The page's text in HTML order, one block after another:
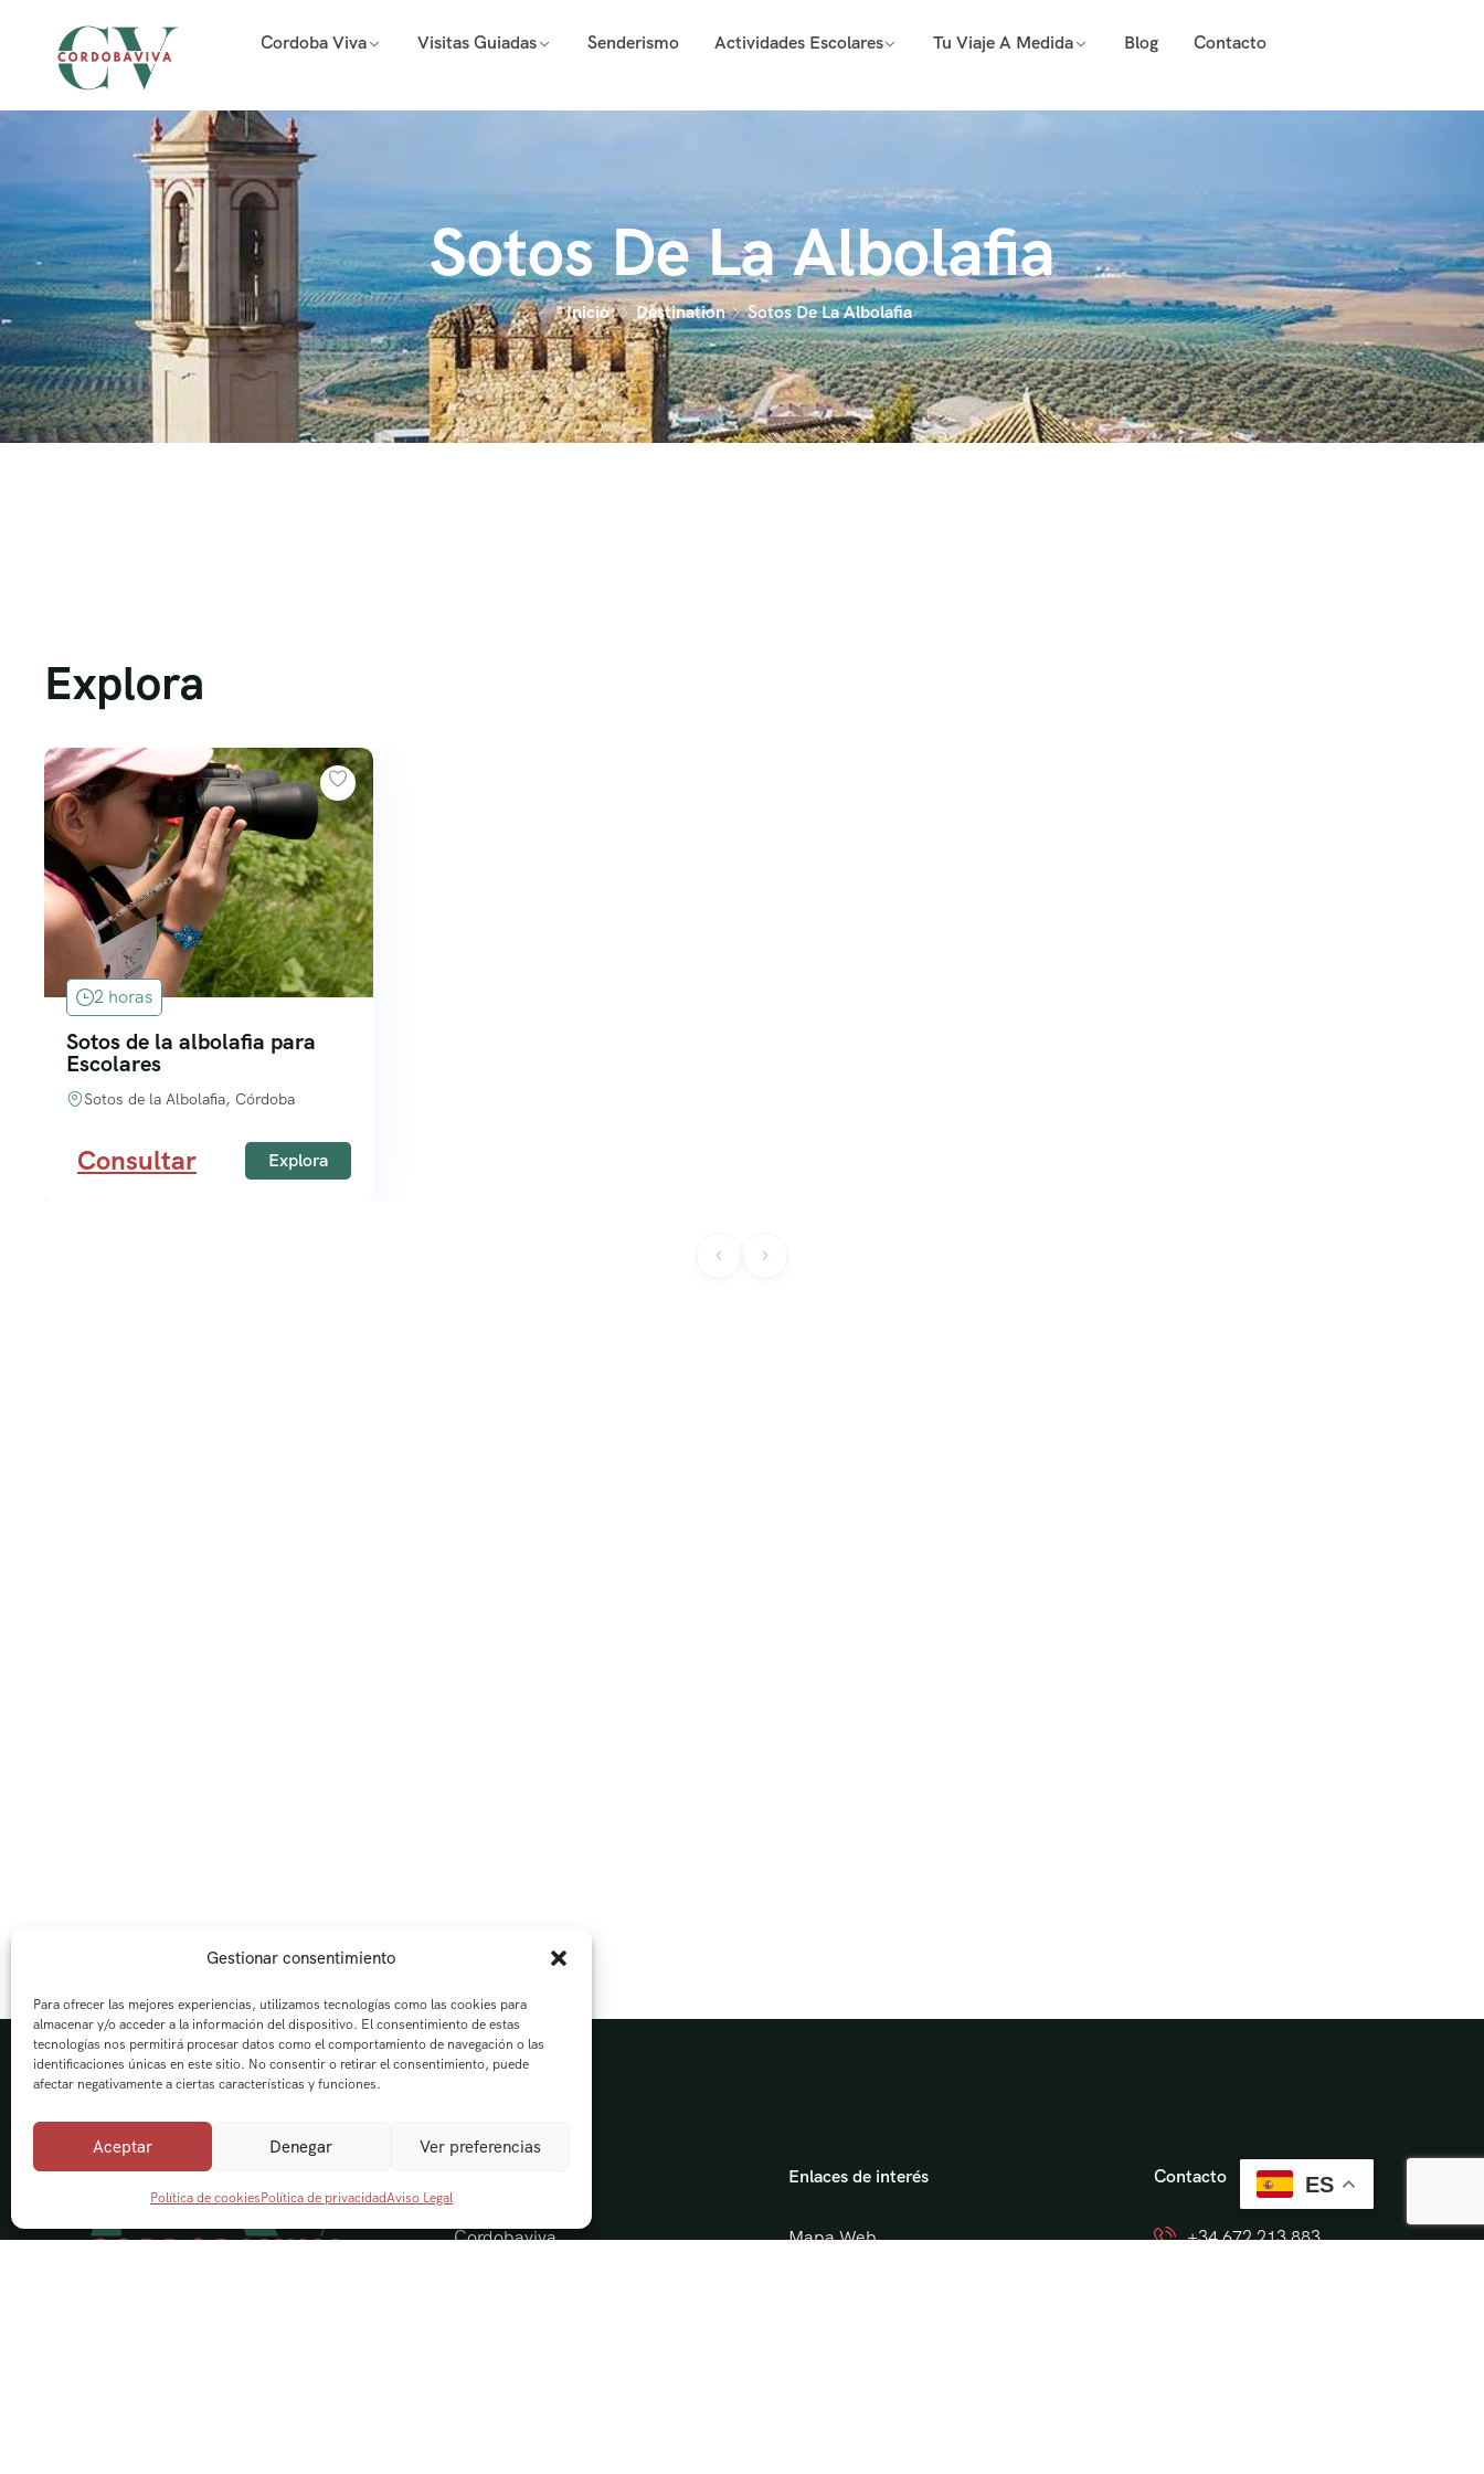
Gestionar consentimiento
Para ofrecer las mejores experiencias, utilizamos tecnologías como las cookies para
almacenar y/o acceder a la información del dispositivo. El consentimiento de estas
tecnologías nos permitirá procesar datos como el comportamiento de navegación o las
identificaciones únicas en este sitio. No consentir o retirar el consentimiento, puede
afectar negativamente a ciertas características y funciones.
Aceptar Denegar Ver preferencias
Política de cookiesPolítica de privacidadAviso Legal
Cordoba Viva Visitas Guiadas Senderismo Actividades Escolares Tu Viaje A Medida Blog Contacto
Sotos De La Albolafia
Inicio Destination Sotos De La Albolafia
Explora
2 horas
Sotos de la albolafia para
Escolares
Sotos de la Albolafia, Córdoba
Consultar Explora
Cordobaviva
Enlaces de interés
Mapa Web
Contacto
+34 672 213 883
ES